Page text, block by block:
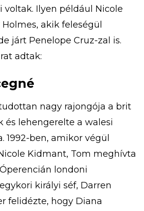
voltak. Ilyen például Nicole
akik feleségül
járt Penelope Cruz-zal is.
adtak:
nagy rajongója a brit
és lehengerelte a walesi
1992-ben, amikor végül
Kidmant, Tom meghívta
londoni
királyi séf, Darren
felidézte, hogy Diana